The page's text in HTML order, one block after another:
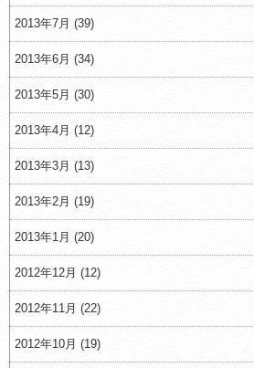
2013年7月 (39)
2013年6月 (34)
2013年5月 (30)
2013年4月 (12)
2013年3月 (13)
2013年2月 (19)
2013年1月 (20)
2012年12月 (12)
2012年11月 (22)
2012年10月 (19)